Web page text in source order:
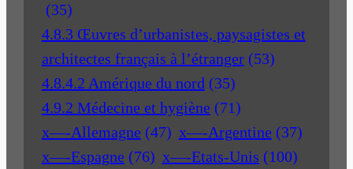
(35)
4.8.3 Œuvres d’urbanistes, paysagistes et
architectes français à l’étranger (53)
4.8.4.2 Amérique du nord (35)
4.9.2 Médecine et hygiène (71)
x—-Allemagne (47) x—-Argentine (37)
x—-Espagne (76) x—-Etats-Unis (100)